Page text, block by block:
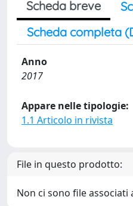
Scheda breve
Scheda completa
Anno
2017
Appare nelle tipologie:
1.1 Articolo in rivista
File in questo prodotto:
Non ci sono file